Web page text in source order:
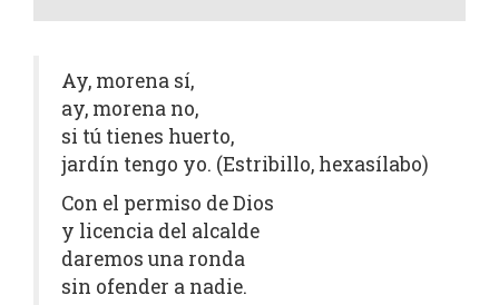
Ay, morena sí,
ay, morena no,
si tú tienes huerto,
jardín tengo yo. (Estribillo, hexasílabo)
Con el permiso de Dios
y licencia del alcalde
daremos una ronda
sin ofender a nadie.